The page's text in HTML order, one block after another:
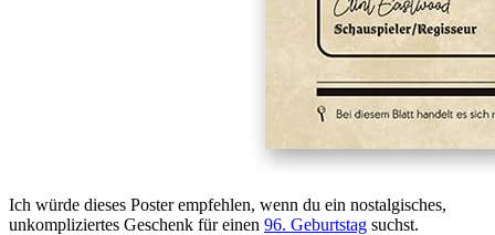
Ich würde dieses Poster empfehlen, wenn du ein nostalgisches,
unkompliziertes Geschenk für einen 96. Geburtstag suchst.